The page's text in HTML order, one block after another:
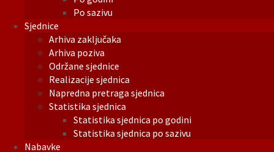
Po sazivu
Sjednice
Arhiva zaključaka
Arhiva poziva
Održane sjednice
Realizacije sjednica
Napredna pretraga sjednica
Statistika sjednica
Statistika sjednica po godini
Statistika sjednica po sazivu
Nabavke